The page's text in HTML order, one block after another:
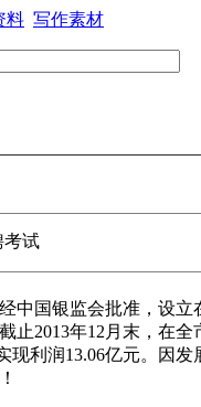
料 写作素材
考试
中国银监会批准，设
止2013年12月末，在
现利润13.06亿元。因